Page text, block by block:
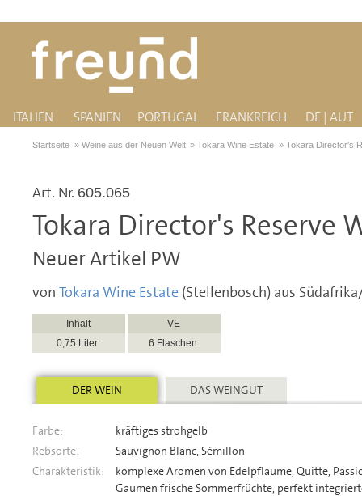
ITALIEN SPANIEN PORTUGAL FRANKREICH DE | AUT
Startseite » Weine aus der Neuen Welt »Tokara Wine Estate »Tokara Director's
Art. Nr. 605.065
Tokara Director's Reserve
Neuer Artikel PW
von Tokara Wine Estate (Stellenbosch) aus
Inhalt
VE
0,75 Liter
6 Flaschen
DER WEIN DAS WEINGUT
Farbe:
kräftiges strohgelb
Rebsorte:
Sauvignon Blanc, Sémillon
Charakteristik:
komplexe Aromen von Edelpflaume, Quitte,
Gaumen frische Sommerfrüchte, perfekt